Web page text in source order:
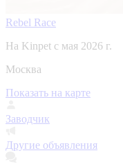
Rebel Race
На Kinpet c мая 2026 г.
Москва
Показать на карте
Заводчик
Другие объявления